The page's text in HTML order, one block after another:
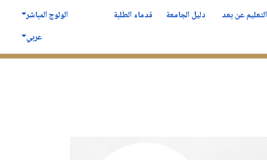
عن بعد دليل الجامعة قدماء الطلبة
الولوج المباشر
عربي